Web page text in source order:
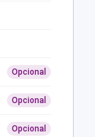
Opcional
Opcional
Opcional